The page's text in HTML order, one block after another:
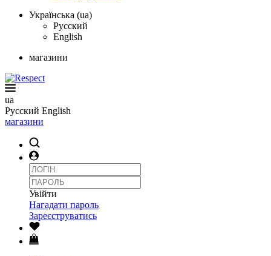
Українська (ua)
Русский
English
магазини
ua
Русский English
магазини
Увійти
Нагадати пароль
Зареєструватись